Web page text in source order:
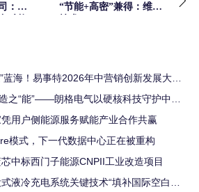
：​合
“节能+高密”兼得：维谛
蓝海！易事特2026年中营销创新发展大会
之“能”——朗格电气以硬核科技守护中国
用户侧能源服务赋能产业合作共赢
模式，下一代数据中心正在被重构
中标西门子能源CNPII工业改造项目
液冷充电系统关键技术“填补国际空白，